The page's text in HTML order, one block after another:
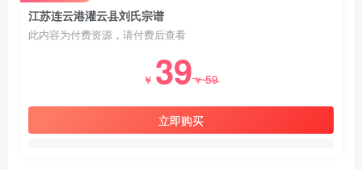
江苏连云港灌云县刘氏宗谱
此内容为付费资源，请付费后查看
￥ 39￥59
立即购买